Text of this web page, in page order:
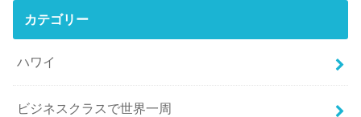
カテゴリー
ハワイ
ビジネスクラスで世界一周